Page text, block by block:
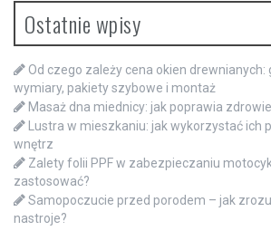
Ostatnie wpisy
Od czego zależy cena okien drewnianych:
wymiary, pakiety szybowe i montaż
Masaż dna miednicy: jak poprawia
Lustra w mieszkaniu: jak wykorzystać ich
wnętrz
Zalety folii PPF w zabezpieczaniu
zastosować?
Samopoczucie przed porodem – jak
nastroje?